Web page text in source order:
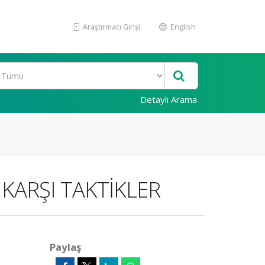
Araştırmacı Girişi English
Detaylı Arama
TAKTİKLER
Paylaş